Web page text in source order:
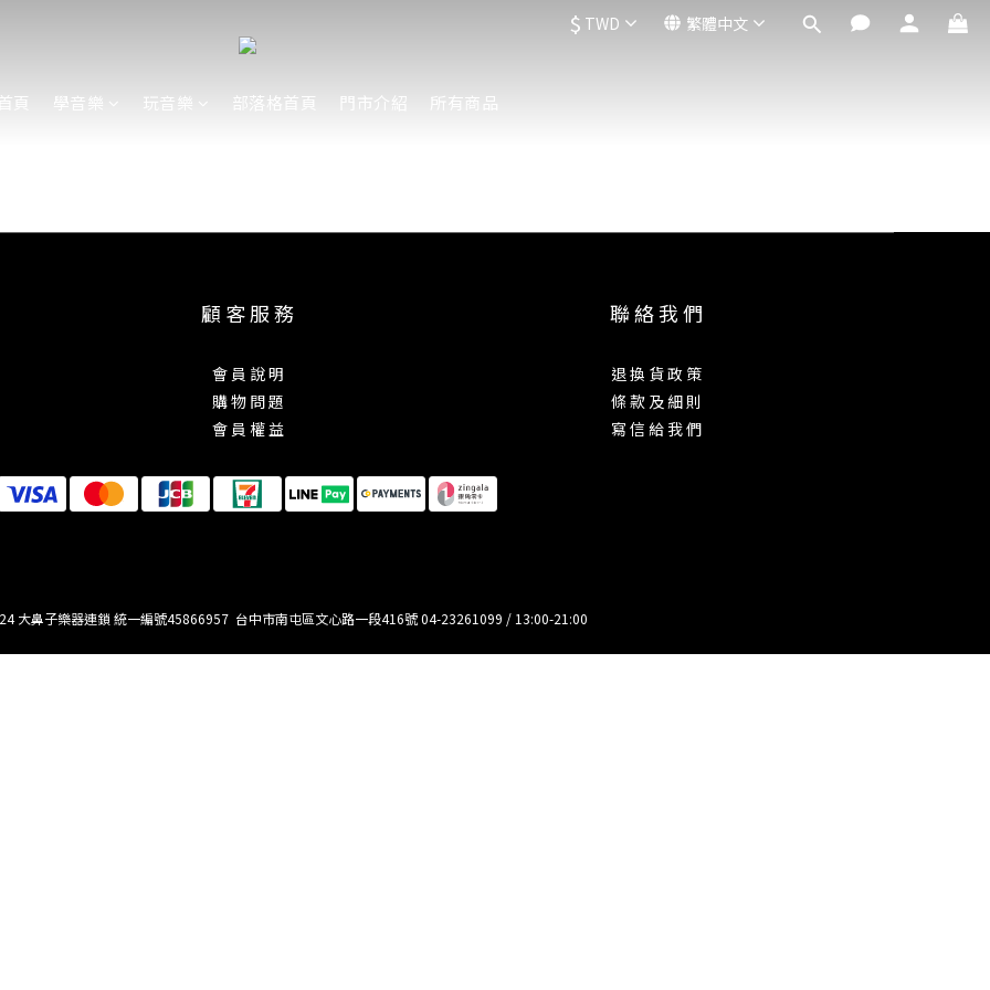
$ TWD 繁體中文
頁 學音樂 玩音樂 部落格首頁 門市介紹 所有商品
顧 客 服 務
會 員 說 明
購 物 問 題
會 員 權 益
聯 絡 我 們
退 換 貨 政 策
條 款 及 細 則
寫 信 給 我 們
大鼻子樂器連鎖 統一編號45866957 台中市南屯區文心路一段416號 04-23261099 / 13:00-21:00